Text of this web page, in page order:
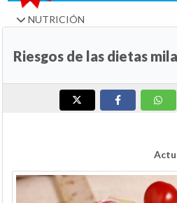
NUTRICIÓN
Riesgos de las dietas